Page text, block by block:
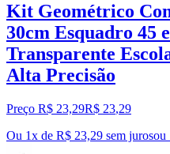
Kit Geométrico
30cm Esquadro 45
Transparente
Alta Precisão
Preço R$ 23,29R$ 23,29
Ou 1x de R$ 23,29 sem jurosou